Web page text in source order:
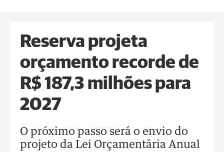
Reserva projeta
orçamento recorde de
R$ 187,3 milhões para
2027
O próximo passo será o envio do
projeto da Lei Orçamentária Anual